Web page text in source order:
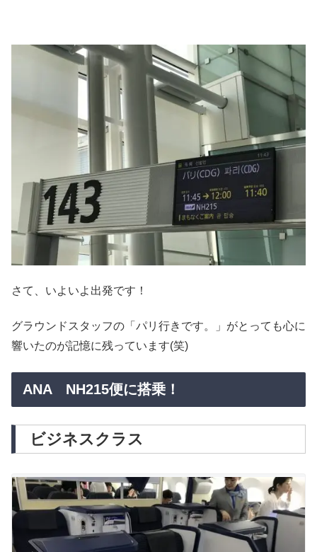
さて、いよいよ出発です！
グラウンドスタッフの「パリ行きです。」がとっても心に
響いたのが記憶に残っています(笑)
ANA NH215便に搭乗！
ビジネスクラス